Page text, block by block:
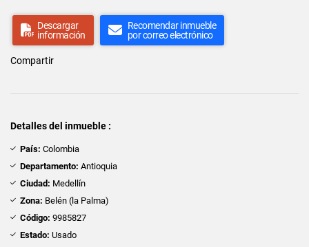
Descargar
información
Recomendar inmueble
por correo electrónico
Compartir
Detalles del inmueble :
País: Colombia
Departamento: Antioquia
Ciudad: Medellín
Zona: Belén (la Palma)
Código: 9985827
Estado: Usado